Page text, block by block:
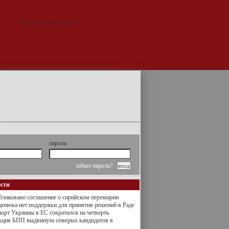
пароль
забыл пароль?
соглашение о сирийском перемирии
нет поддержки для принятия решений в Раде
Украины в ЕС сократился на четверть
БПП выдвинула семерых кандидатов в